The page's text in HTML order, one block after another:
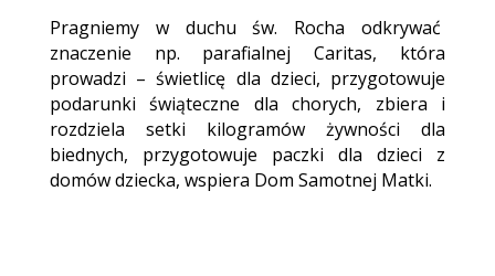
Pragniemy w duchu św. Rocha odkrywać
znaczenie np. parafialnej Caritas, która
prowadzi – świetlicę dla dzieci, przygotowuje
podarunki świąteczne dla chorych, zbiera i
rozdziela setki kilogramów żywności dla
biednych, przygotowuje paczki dla dzieci z
domów dziecka, wspiera Dom Samotnej Matki.